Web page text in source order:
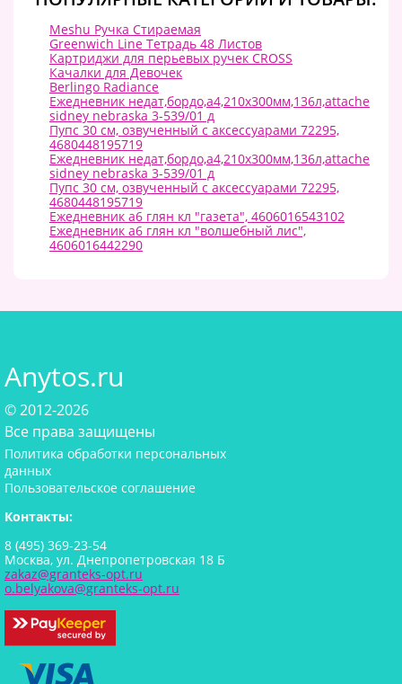
Meshu Ручка Стираемая
Greenwich Line Тетрадь 48 Листов
Картриджи для перьевых ручек CROSS
Качалки для Девочек
Berlingo Radiance
Ежедневник недат,бордо,а4,210х300мм,136л,attache
sidney nebraska 3-539/01 д
Пупс 30 см, озвученный с аксессуарами 72295,
4680448195719
Ежедневник недат,бордо,а4,210х300мм,136л,attache
sidney nebraska 3-539/01 д
Пупс 30 см, озвученный с аксессуарами 72295,
4680448195719
Ежедневник а6 глян кл "газета", 4606016543102
Ежедневник а6 глян кл "волшебный лис",
4606016442290
Anytos.ru
© 2012-2026
Все права защищены
Политика обработки персональных
данных
Пользовательское соглашение
Контакты:
8 (495) 369-23-54
Москва, ул. Днепропетровская 18 Б
zakaz@granteks-opt.ru
o.belyakova@granteks-opt.ru